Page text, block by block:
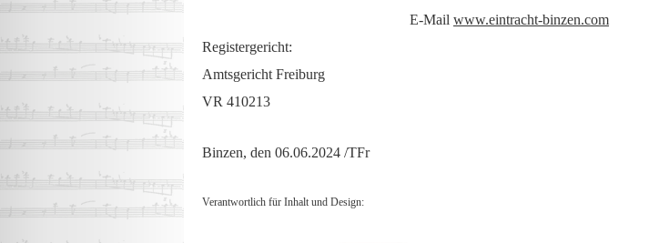
E-Mail www.eintracht-binzen.com
Registergericht:
Amtsgericht Freiburg
VR 410213
Binzen, den 06.06.2024 /TFr
Verantwortlich für Inhalt und Design: